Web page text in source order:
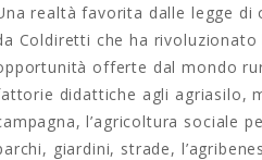
realtà favorita dalle legge di
Coldiretti che ha
offerte dal mondo
didattiche agli agriasilo,
l’agricoltura sociale
giardini, strade,